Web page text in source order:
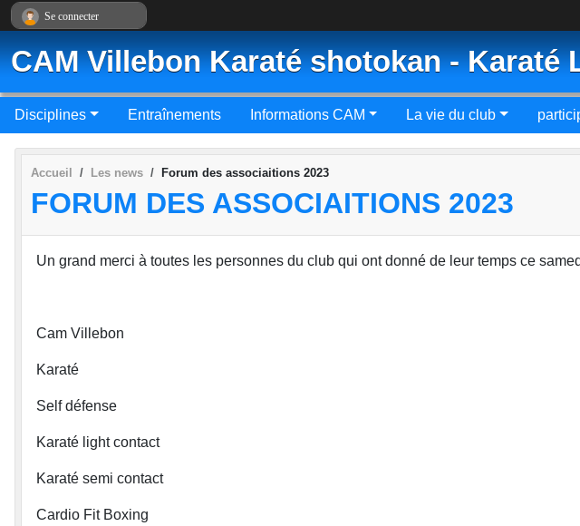
CAM Villebon Karaté shotokan - Karaté
Disciplines Entraînements Informations CAM La vie du club
Accueil Les news Forum des associaitions 2023
FORUM DES ASSOCIAITIONS 2023
Un grand merci à toutes les personnes du club qui ont donné de leur temps ce
Cam Villebon
Karaté
Self défense
Karaté light contact
Karaté semi contact
Cardio Fit Boxing
Se connecter
Panneau de gestion des cookies